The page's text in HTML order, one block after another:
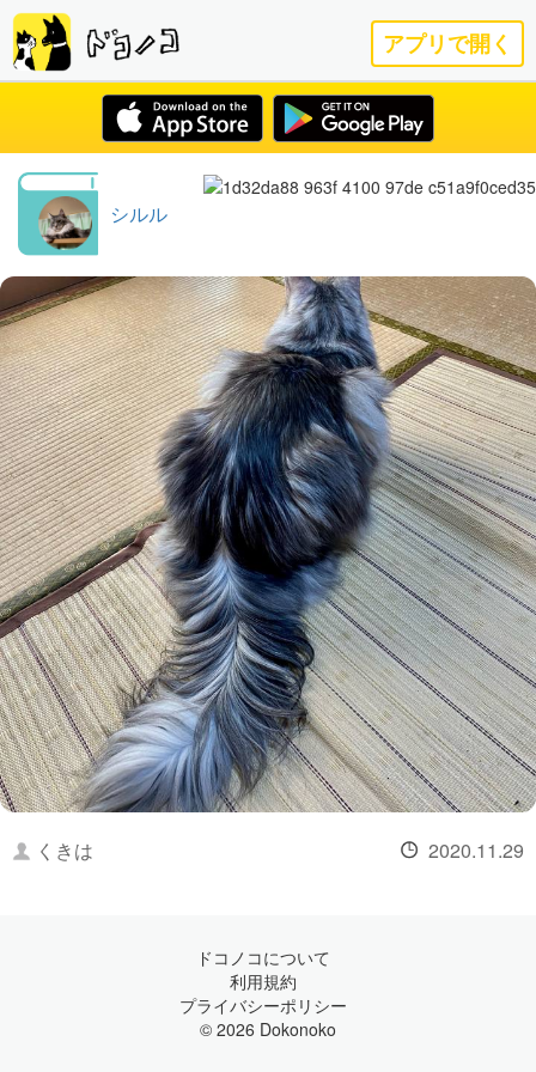
アプリで開く
シルル
くきは 2020.11.29
ドコノコについて
利用規約
プライバシーポリシー
© 2026 Dokonoko